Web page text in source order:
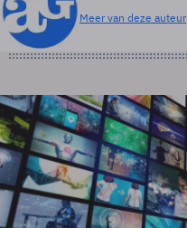
Meer van deze auteur